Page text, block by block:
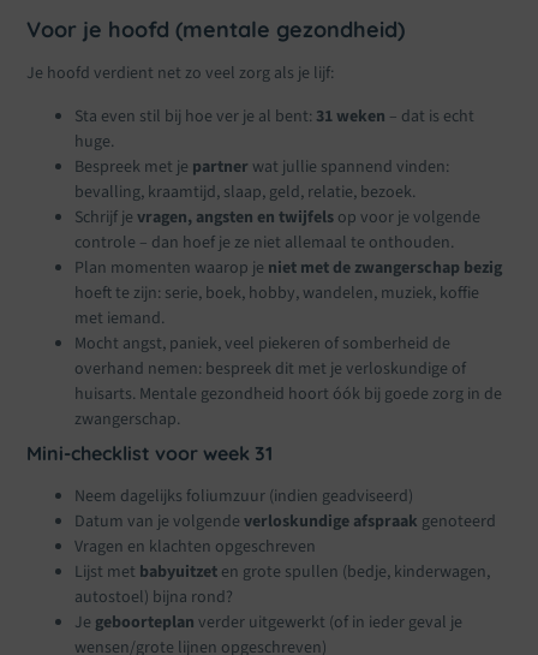
Voor je hoofd (mentale gezondheid)
Je hoofd verdient net zo veel zorg als je lijf:
Sta even stil bij hoe ver je al bent: 31 weken – dat is echt
huge.
Bespreek met je partner wat jullie spannend vinden:
bevalling, kraamtijd, slaap, geld, relatie, bezoek.
Schrijf jevragen, angsten en twijfels op voor je volgende
controle – dan hoef je ze niet allemaal te onthouden.
Plan momenten waarop je niet met de zwangerschap bezig
hoeft te zijn: serie, boek, hobby, wandelen, muziek, koffie
met iemand.
Mocht angst, paniek, veel piekeren of somberheid de
overhand nemen: bespreek dit met je verloskundige of
huisarts. Mentale gezondheid hoort óók bij goede zorg in de
zwangerschap.
Mini-checklist voor week 31
Neem dagelijks foliumzuur (indien geadviseerd)
Datum van je volgendeverloskundige afspraak genoteerd
Vragen en klachten opgeschreven
Lijst met babyuitzet en grote spullen (bedje, kinderwagen,
autostoel) bijna rond?
Je geboorteplan verder uitgewerkt (of in ieder geval je
wensen/grote lijnen opgeschreven)